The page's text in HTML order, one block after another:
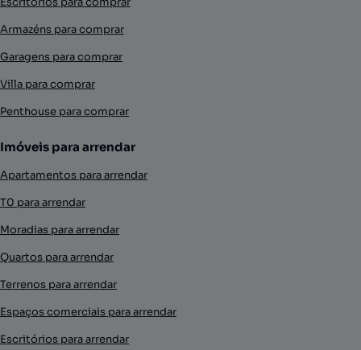
Armazéns para comprar
Garagens para comprar
Villa para comprar
Penthouse para comprar
Imóveis para arrendar
Apartamentos para arrendar
T0 para arrendar
Moradias para arrendar
Quartos para arrendar
Terrenos para arrendar
Espaços comerciais para arrendar
Escritórios para arrendar